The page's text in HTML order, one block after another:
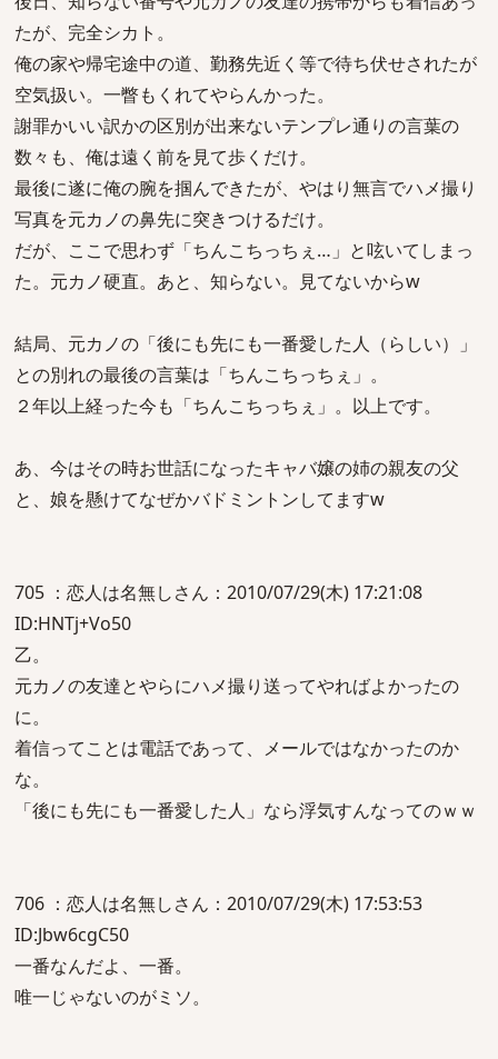
たが、完全シカト。
俺の家や帰宅途中の道、勤務先近く等で待ち伏せされたが
空気扱い。一瞥もくれてやらんかった。
謝罪かいい訳かの区別が出来ないテンプレ通りの言葉の
数々も、俺は遠く前を見て歩くだけ。
最後に遂に俺の腕を掴んできたが、やはり無言でハメ撮り
写真を元カノの鼻先に突きつけるだけ。
だが、ここで思わず「ちんこちっちぇ…」と呟いてしまっ
た。元カノ硬直。あと、知らない。見てないからw
結局、元カノの「後にも先にも一番愛した人（らしい）」
との別れの最後の言葉は「ちんこちっちぇ」。
２年以上経った今も「ちんこちっちぇ」。以上です。
あ、今はその時お世話になったキャバ嬢の姉の親友の父
と、娘を懸けてなぜかバドミントンしてますw
705 ：恋人は名無しさん：2010/07/29(木) 17:21:08
ID:HNTj+Vo50
乙。
元カノの友達とやらにハメ撮り送ってやればよかったの
に。
着信ってことは電話であって、メールではなかったのか
な。
「後にも先にも一番愛した人」なら浮気すんなってのｗｗ
706 ：恋人は名無しさん：2010/07/29(木) 17:53:53
ID:Jbw6cgC50
一番なんだよ、一番。
唯一じゃないのがミソ。